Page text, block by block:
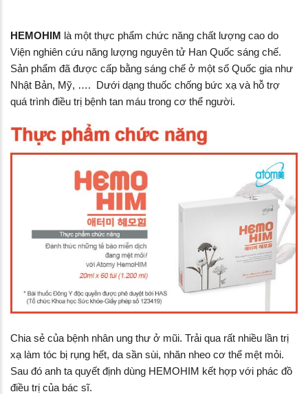
HEMOHIM là một thực phẩm chức năng chất lượng cao do
Viện nghiên cứu năng lượng nguyên tử Han Quốc sáng chế.
Sản phẩm đã được cấp bằng sáng chế ở một số Quốc gia như
Nhật Bản, Mỹ, …. Dưới dạng thuốc chống bức xạ và hỗ trợ
quá trình điều trị bệnh tan máu trong cơ thể người.
Chia sẻ của bệnh nhân ung thư ở mũi. Trải qua rất nhiều lần trị
xạ làm tóc bị rụng hết, da sần sùi, nhăn nheo cơ thể mệt mỏi.
Sau đó anh ta quyết định dùng HEMOHIM kết hợp với phác đồ
điều trị của bác sĩ.